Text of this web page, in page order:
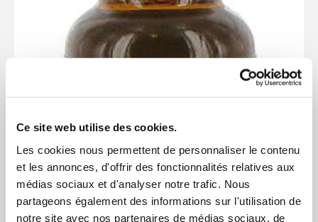
Ce site web utilise des cookies.
Les cookies nous permettent de personnaliser le contenu
et les annonces, d'offrir des fonctionnalités relatives aux
médias sociaux et d'analyser notre trafic. Nous
partageons également des informations sur l'utilisation de
notre site avec nos partenaires de médias sociaux, de